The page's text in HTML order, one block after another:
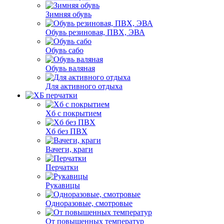
Зимняя обувь
Обувь резиновая, ПВХ, ЭВА
Обувь сабо
Обувь валяная
Для активного отдыха
Хб с покрытием
Хб без ПВХ
Вачеги, краги
Перчатки
Рукавицы
Одноразовые, смотровые
От повышенных температур